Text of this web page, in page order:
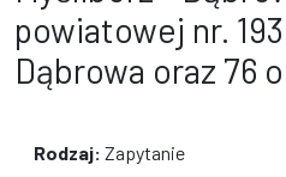
powiatowej nr.
Dąbrowa oraz 76
Rodzaj: Zapytanie